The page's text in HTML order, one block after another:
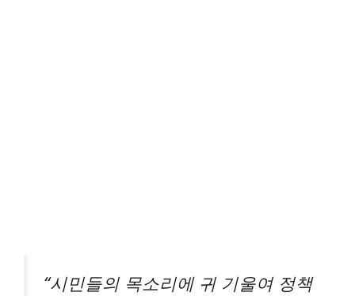
“시민들의 목소리에 귀 기울여 정책